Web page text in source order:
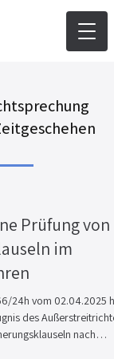
Prüfung von
im
24h vom 02.04.2025
des
nach